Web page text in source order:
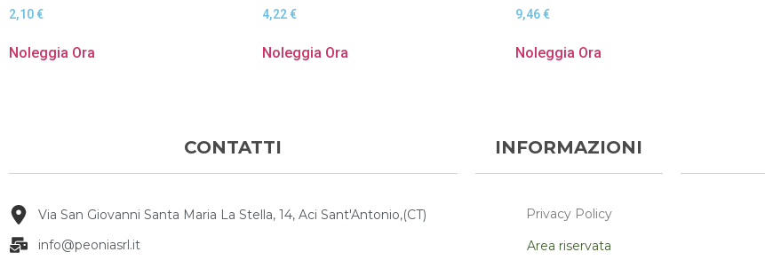
2,10 €
Noleggia Ora
4,22 €
Noleggia Ora
9,46 €
Noleggia Ora
CONTATTI
Via San Giovanni Santa Maria La Stella, 14, Aci Sant'Antonio,(CT)
info@peoniasrl.it
INFORMAZIONI
Privacy Policy
Area riservata